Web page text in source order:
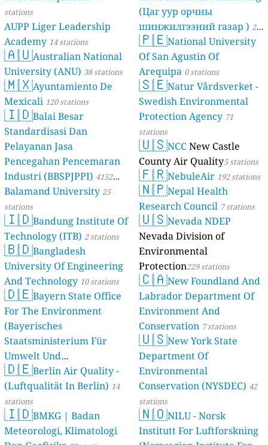
stations
AUPP Liger Leadership
Academy 14 stations
🇦🇺Australian National
University (ANU) 38 stations
🇲🇽Ayuntamiento De
Mexicali 120 stations
🇮🇩Balai Besar
Standardisasi Dan
Pelayanan Jasa
Pencegahan Pencemaran
Industri (BBSPJPPI) 4152
stations
Balamand University25
stations
🇮🇩Bandung Institute Of
Technology (ITB) 2 stations
🇧🇩Bangladesh
University Of Engineering
And Technology 10 stations
🇩🇪Bayern State Office
For The Environment
(Bayerisches
Staatsministerium Für
Umwelt Und
Verbraucherschutz) - LfU
46 stations
🇩🇪Berlin Air Quality -
(Luftqualität In Berlin) 14
stations
🇮🇩BMKG | Badan
Meteorologi, Klimatologi
(Цаг уур орчны
шинжилгээний газар ) 21
stations
🇵🇪National University
Of San Agustin Of
Arequipa 0 stations
🇸🇪Natur Vårdsverket -
Swedish Environmental
Protection Agency 71
stations
🇺🇸NCCNew Castle
County Air Quality5 stations
🇫🇷NebuleAir 192 stations
🇳🇵Nepal Health
Research Council 7 stations
🇺🇸Nevada NDEP
Nevada Division of
Environmental
Protection229 stations
🇨🇦New Foundland And
Labrador Department Of
Environment And
Conservation 7 stations
🇺🇸New York State
Department Of
Environmental
Conservation (NYSDEC) 42
stations
🇳🇴NILU - Norsk
Institutt For Luftforskning